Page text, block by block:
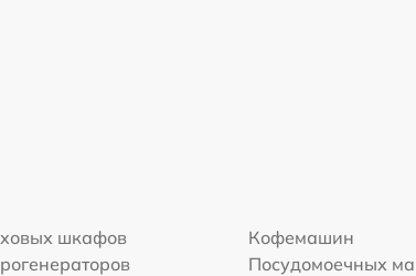
шкафов
Кофемашин
Посудомоечных